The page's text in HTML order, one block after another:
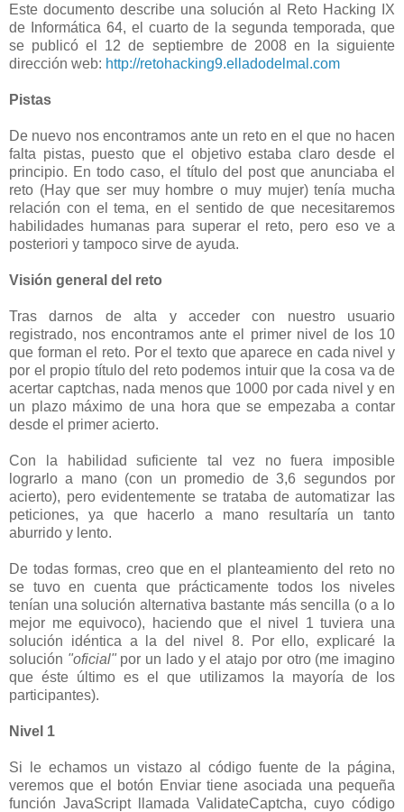
Este documento describe una solución al Reto Hacking IX
de Informática 64, el cuarto de la segunda temporada, que
se publicó el 12 de septiembre de 2008 en la siguiente
dirección web: http://retohacking9.elladodelmal.com
Pistas
De nuevo nos encontramos ante un reto en el que no hacen
falta pistas, puesto que el objetivo estaba claro desde el
principio. En todo caso, el título del post que anunciaba el
reto (Hay que ser muy hombre o muy mujer) tenía mucha
relación con el tema, en el sentido de que necesitaremos
habilidades humanas para superar el reto, pero eso ve a
posteriori y tampoco sirve de ayuda.
Visión general del reto
Tras darnos de alta y acceder con nuestro usuario
registrado, nos encontramos ante el primer nivel de los 10
que forman el reto. Por el texto que aparece en cada nivel y
por el propio título del reto podemos intuir que la cosa va de
acertar captchas, nada menos que 1000 por cada nivel y en
un plazo máximo de una hora que se empezaba a contar
desde el primer acierto.
Con la habilidad suficiente tal vez no fuera imposible
lograrlo a mano (con un promedio de 3,6 segundos por
acierto), pero evidentemente se trataba de automatizar las
peticiones, ya que hacerlo a mano resultaría un tanto
aburrido y lento.
De todas formas, creo que en el planteamiento del reto no
se tuvo en cuenta que prácticamente todos los niveles
tenían una solución alternativa bastante más sencilla (o a lo
mejor me equivoco), haciendo que el nivel 1 tuviera una
solución idéntica a la del nivel 8. Por ello, explicaré la
solución "oficial"por un lado y el atajo por otro (me imagino
que éste último es el que utilizamos la mayoría de los
participantes).
Nivel 1
Si le echamos un vistazo al código fuente de la página,
veremos que el botón Enviar tiene asociada una pequeña
función JavaScript llamada ValidateCaptcha, cuyo código